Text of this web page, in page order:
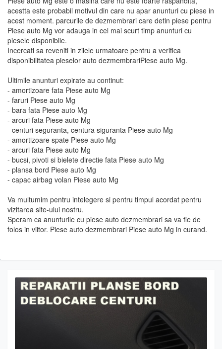
acestta este probabil motivul din care nu apar anunturi cu piese in
acest moment. parcurile de dezmembrari care detin piese pentru
Piese auto Mg vor adauga in cel mai scurt timp anunturi cu
piesele disponibile.
Incercati sa reveniti in zilele urmatoare pentru a verifica
disponibilitatea pieselor auto dezmembrariPiese auto Mg.
Ultimile anunturi expirate au continut:
- amortizoare fata Piese auto Mg
- faruri Piese auto Mg
- bara fata Piese auto Mg
- arcuri fata Piese auto Mg
- centuri seguranta, centura siguranta Piese auto Mg
- amortizoare spate Piese auto Mg
- arcuri fata Piese auto Mg
- bucsi, pivoti si bielete directie fata Piese auto Mg
- plansa bord Piese auto Mg
- capac airbag volan Piese auto Mg
Va multumim pentru intelegere si pentru timpul acordat pentru
vizitarea site-ului nostru.
Speram ca anunturile cu piese auto dezmembrari sa va fie de
folos in viitor. Piese auto dezmembrari Piese auto Mg in curand.